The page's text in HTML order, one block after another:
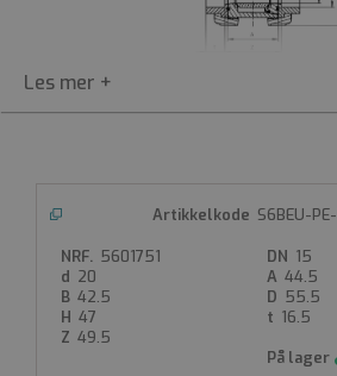
S6BEU
PVC-kuleventil type S6
Utv sveis PE
PN16
Kjennetegn: Blått håndtak
S6BEU-
5601751
15
20
44.5
42.5
55.5
47
16.5
49.5